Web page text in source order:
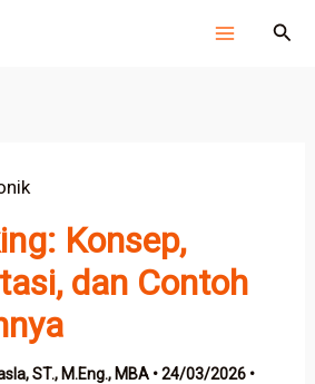
Cari
Konsep,
dan Contoh
ST., M.Eng., MBA •24/03/2026 •